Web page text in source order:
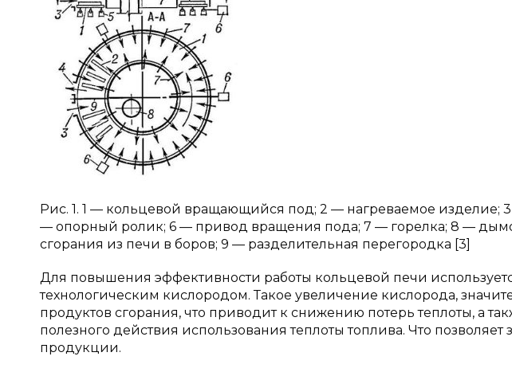
Рис. 1. 1 — кольцевой вращающийся под; 2 — нагреваемое изделие;
— опорный ролик; 6 — привод вращения пода; 7 — горелка; 8 —
сгорания из печи в боров; 9 — разделительная перегородка [3]
Для повышения эффективности работы кольцевой печи
технологическим кислородом. Такое увеличение кислорода,
продуктов сгорания, что приводит к снижению потерь теплоты, а
полезного действия использования теплоты топлива. Что позволяет
продукции.